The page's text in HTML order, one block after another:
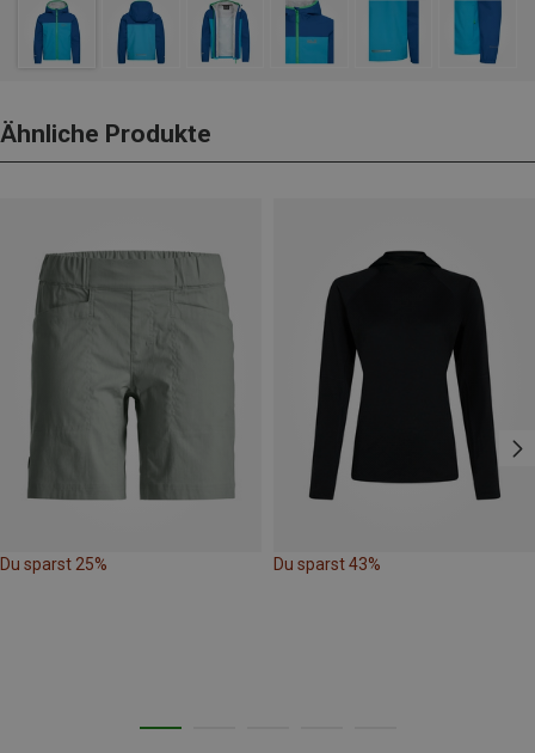
Ähnliche Produkte
Du sparst 25% Du sparst 43%